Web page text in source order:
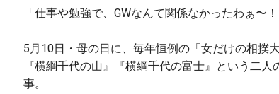
「仕事や勉強で、GWなんて関係なかったわぁ〜
5月10日・母の日に、毎年恒例の「女だけの相撲
『横綱千代の山』『横綱千代の富士』という二
事。